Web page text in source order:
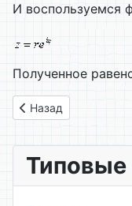
И воспользуемся
Полученное
Предыдущий: 97.
Назад
Типовые